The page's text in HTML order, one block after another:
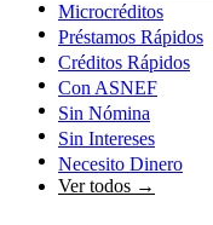
Microcréditos
Préstamos Rápidos
Créditos Rápidos
Con ASNEF
Sin Nómina
Sin Intereses
Necesito Dinero
Ver todos →